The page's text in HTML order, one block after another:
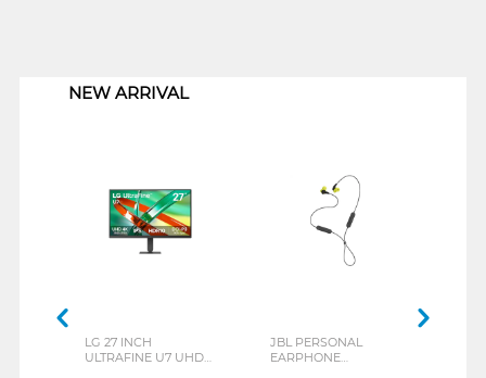
NEW ARRIVAL
LG 27 INCH
ULTRAFINE U7 UHD
JBL PERSONAL
EARPHONE